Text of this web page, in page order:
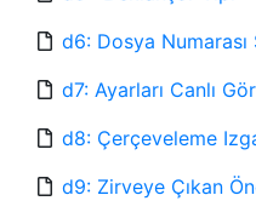
d6: Dosya Numarası
d7: Ayarları Canlı
d8: Çerçeveleme
d9: Zirveye Çıkan